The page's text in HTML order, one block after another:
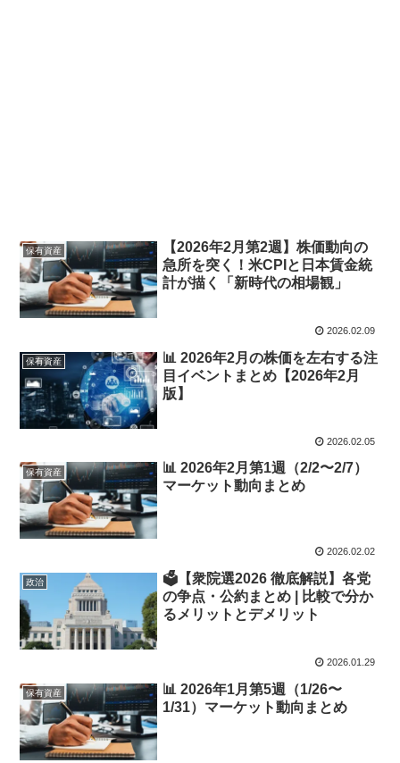
保有資産
【2026年2月第2週】株価動向の
急所を突く！米CPIと日本賃金統
計が描く「新時代の相場観」
2026.02.09
保有資産
📊 2026年2月の株価を左右する注
目イベントまとめ【2026年2月
版】
2026.02.05
保有資産
📊 2026年2月第1週（2/2〜2/7）
マーケット動向まとめ
2026.02.02
政治
🗳️【衆院選2026 徹底解説】各党
の争点・公約まとめ | 比較で分か
るメリットとデメリット
2026.01.29
保有資産
📊 2026年1月第5週（1/26〜
1/31）マーケット動向まとめ